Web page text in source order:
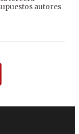
autores